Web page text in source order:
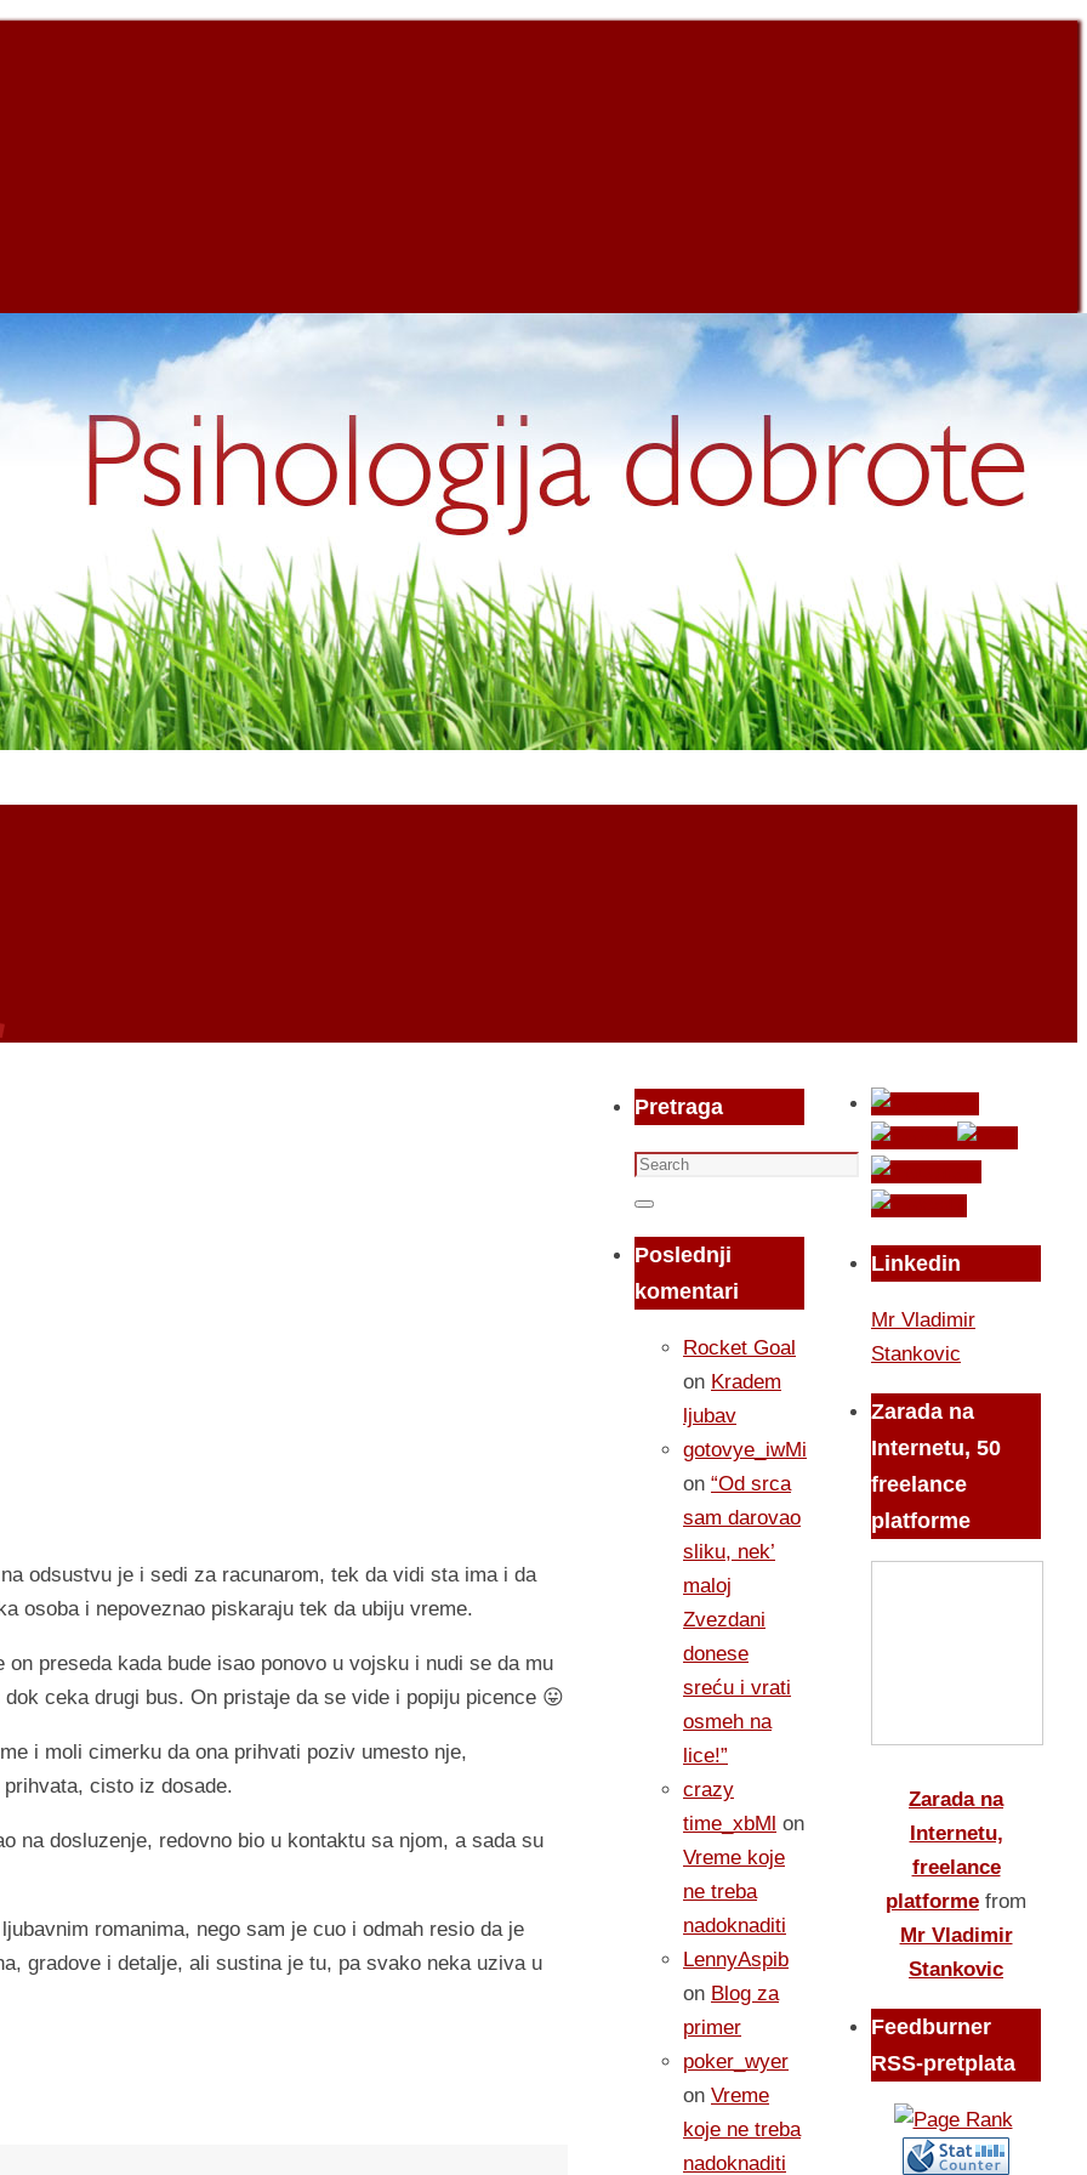
odsustvu je i sedi za racunarom, tek da vidi sta ima i da
osoba i nepoveznao piskaraju tek da ubiju vreme.
preseda kada bude isao ponovo u vojsku i nudi se da mu
ceka drugi bus. On pristaje da se vide i popiju picence 😛
i moli cimerku da ona prihvati poziv umesto nje,
cisto iz dosade.
na dosluzenje, redovno bio u kontaktu sa njom, a sada su
romanima, nego sam je cuo i odmah resio da je
gradove i detalje, ali sustina je tu, pa svako neka uziva u
Pretraga
Search
for:
Search
Poslednji
komentari
Rocket Goal
on Kradem
ljubav
gotovye_iwMi
on “Od srca
sam darovao
sliku, nek’
maloj
Zvezdani
donese
sreću i vrati
osmeh na
lice!”
crazy
time_xbMl on
Vreme koje
ne treba
nadoknaditi
LennyAspib
on Blog za
primer
poker_wyer
on Vreme
koje ne treba
nadoknaditi
Linkedin
Mr Vladimir
Stankovic
Zarada na
Internetu, 50
freelance
platforme
Zarada na
Internetu,
freelance
platforme from
Mr Vladimir
Stankovic
Feedburner
RSS-pretplata